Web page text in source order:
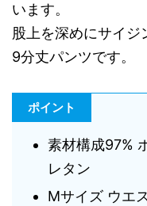
います。
股上を深めにサイジ
9分丈パンツです。
ポイント
素材構成97%
レタン
Mサイズ ウエ